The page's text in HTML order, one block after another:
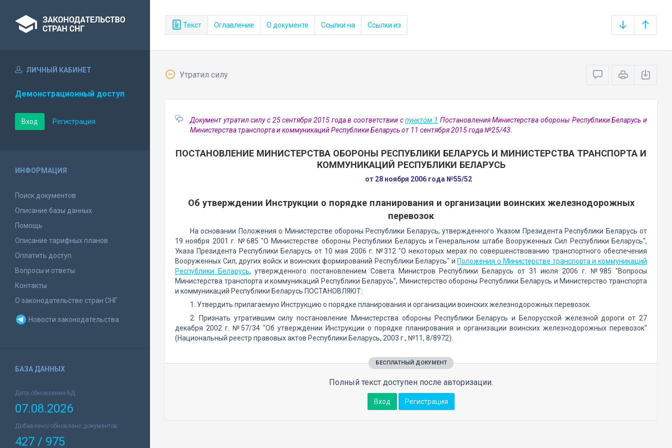
Текст Оглавление О документе Ссылки на Ссылки из
ЛИЧНЫЙ КАБИНЕТ
Демонстрационный доступ
Вход Регистрация
ИНФОРМАЦИЯ
Поиск документов
Описание базы данных
Помощь
Описание тарифных планов
Оплатить доступ
Вопросы и ответы
Контакты
О законодательстве стран СНГ
Новости законодательства
БАЗА ДАННЫХ
Дата обновления БД:
07.08.2026
Добавлено/обновлено документов:
427 / 975
Утратил силу
Документ утратил силу с 25 сентября 2015 года в соответствии спунктом 1 Постановления Министерства обороны Республики Беларусь и
Министерства транспорта и коммуникаций Республики Беларусь от 11 сентября 2015 года №25/43.
ПОСТАНОВЛЕНИЕ МИНИСТЕРСТВА ОБОРОНЫ РЕСПУБЛИКИ БЕЛАРУСЬ И МИНИСТЕРСТВА ТРАНСПОРТА И
КОММУНИКАЦИЙ РЕСПУБЛИКИ БЕЛАРУСЬ
от 28 ноября 2006 года №55/52
Об утверждении Инструкции о порядке планирования и организации воинских железнодорожных
перевозок
На основании Положения о Министерстве обороны Республики Беларусь, утвержденного Указом Президента Республики Беларусь от
19 ноября 2001 г. №685 "О Министерстве обороны Республики Беларусь и Генеральном штабе Вооруженных Сил Республики Беларусь",
Указа Президента Республики Беларусь от 10 мая 2006 г. №312 "О некоторых мерах по совершенствованию транспортного обеспечения
Вооруженных Сил, других войск и воинских формирований Республики Беларусь" и Положения о Министерстве транспорта и коммуникаций
Республики Беларусь, утвержденного постановлением Совета Министров Республики Беларусь от 31 июля 2006 г. №985 "Вопросы
Министерства транспорта и коммуникаций Республики Беларусь", Министерство обороны Республики Беларусь и Министерство транспорта
и коммуникаций Республики Беларусь ПОСТАНОВЛЯЮТ:
1. Утвердить прилагаемую Инструкцию о порядке планирования и организации воинских железнодорожных перевозок.
2. Признать утратившим силу постановление Министерства обороны Республики Беларусь и Белорусской железной дороги от 27
декабря 2002 г. №57/34 "Об утверждении Инструкции о порядке планирования и организации воинских железнодорожных перевозок"
(Национальный реестр правовых актов Республики Беларусь, 2003 г., №11, 8/8972).
БЕСПЛАТНЫЙ ДОКУМЕНТ
Полный текст доступен после авторизации.
Вход Регистрация